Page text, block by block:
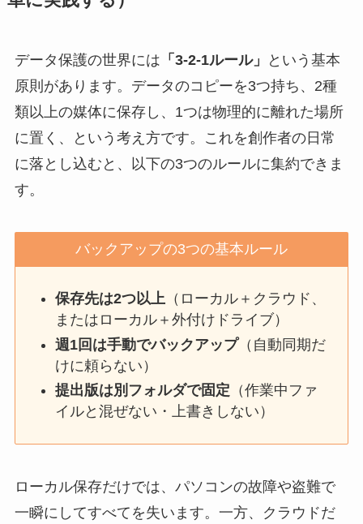
データ保護の世界には 「3-2-1ルール」
という基本
原則があります。データのコピーを3つ持ち、2種
類以上の媒体に保存し、1つは物理的に離れた場所
に置く、という考え方です。これを創作者の日常
に落とし込むと、以下の3つのルールに集約できま
す。
バックアップの3つの基本ルール
保存先は2つ以上 （ローカル＋クラウド、
またはローカル＋外付けドライブ）
週1回は手動でバックアップ（自動同期だ
けに頼らない）
提出版は別フォルダで固定 （作業中ファ
イルと混ぜない・上書きしない）
ローカル保存だけでは、パソコンの故障や盗難で
一瞬にしてすべてを失います。一方、クラウドだ